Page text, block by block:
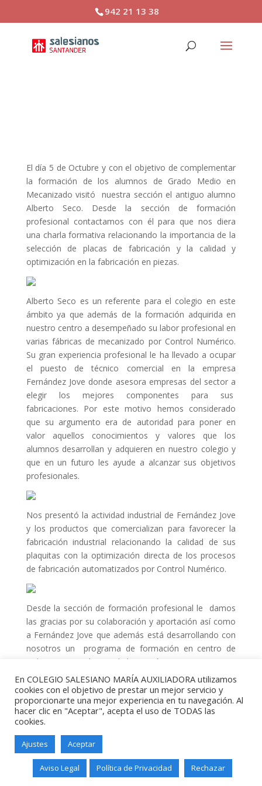
942 21 13 38
El día 5 de Octubre y con el objetivo de complementar
la formación de los alumnos de Grado Medio en
Mecanizado visitó nuestra sección el antiguo alumno
Alberto Seco. Desde la sección de formación
profesional contactamos con él para que nos diera
una charla formativa relacionando la importancia de la
selección de placas de fabricación y la calidad y
optimización en la fabricación en piezas.
Alberto Seco es un referente para el colegio en este
ámbito ya que además de la formación adquirida en
nuestro centro a desempeñado su labor profesional en
varias fábricas de mecanizado por Control Numérico.
Su gran experiencia profesional le ha llevado a ocupar
el puesto de técnico comercial en la empresa
Fernández Jove donde asesora empresas del sector a
elegir los mejores componentes para sus
fabricaciones. Por este motivo hemos considerado
que su argumento era de autoridad para poner en
valor aquellos conocimientos y valores que los
alumnos desarrollan y adquieren en nuestro colegio y
que en un futuro les ayude a alcanzar sus objetivos
profesionales.
Nos presentó la actividad industrial de Fernández Jove
y los productos que comercializan para favorecer la
fabricación industrial relacionando la calidad de sus
plaquitas con la optimización directa de los procesos
de fabricación automatizados por Control Numérico.
Desde la sección de formación profesional le damos
las gracias por su colaboración y aportación así como
a Fernández Jove que además está desarrollando con
nosotros un programa de formación en centro de
trabajo con un alumno de la sección.
Salesianos Santander - Paseo de
Altamira, 73 - 39006 - Santander -
Teléfono: 942211338
En COLEGIO SALESIANO MARÍA AUXILIADORA utilizamos
cookies con el objetivo de prestar un mejor servicio y
proporcionarte una mejor experiencia en tu navegación. Al
hacer clic en "Aceptar", acepta el uso de TODAS las
cookies.
Ajustes Aceptar
Aviso Legal Política de Privacidad Rechazar